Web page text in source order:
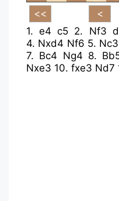
1.e4 c5 2. Nf3
4. Nxd4 Nf6 5. Nc3
7. Bc4 Ng4 8.
Nxe3 10. fxe3 Nd7